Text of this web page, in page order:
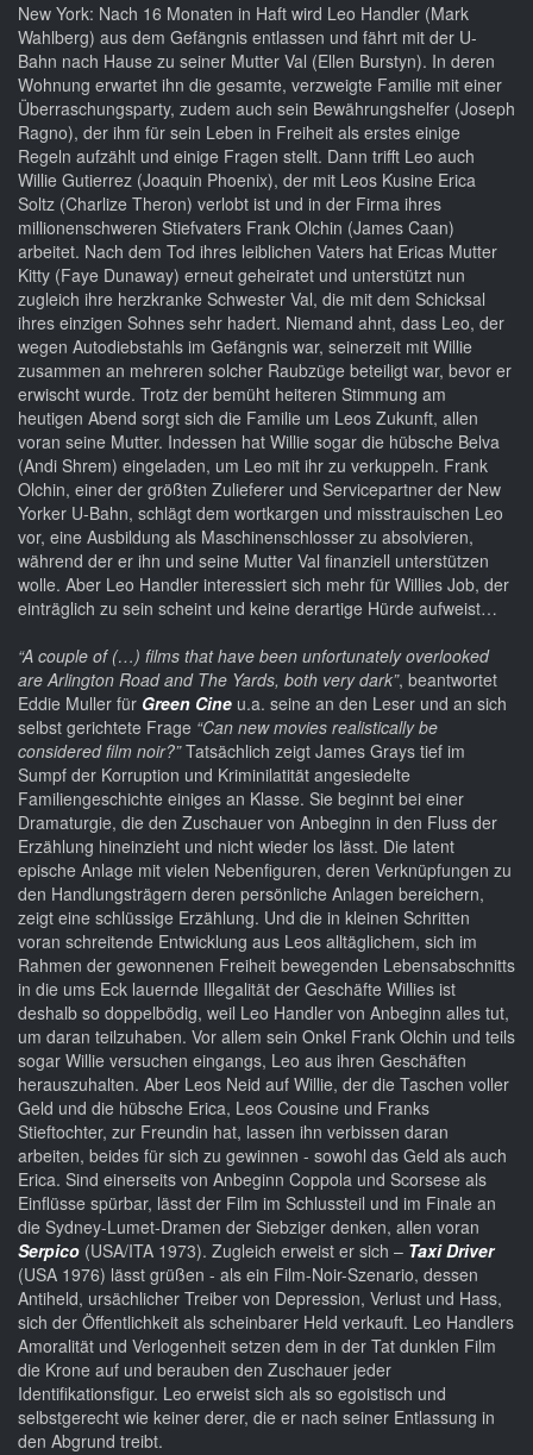
New York: Nach 16 Monaten in Haft wird Leo Handler (Mark
Wahlberg) aus dem Gefängnis entlassen und fährt mit der U-
Bahn nach Hause zu seiner Mutter Val (Ellen Burstyn). In deren
Wohnung erwartet ihn die gesamte, verzweigte Familie mit einer
Überraschungsparty, zudem auch sein Bewährungshelfer (Joseph
Ragno), der ihm für sein Leben in Freiheit als erstes einige
Regeln aufzählt und einige Fragen stellt. Dann trifft Leo auch
Willie Gutierrez (Joaquin Phoenix), der mit Leos Kusine Erica
Soltz (Charlize Theron) verlobt ist und in der Firma ihres
millionenschweren Stiefvaters Frank Olchin (James Caan)
arbeitet. Nach dem Tod ihres leiblichen Vaters hat Ericas Mutter
Kitty (Faye Dunaway) erneut geheiratet und unterstützt nun
zugleich ihre herzkranke Schwester Val, die mit dem Schicksal
ihres einzigen Sohnes sehr hadert. Niemand ahnt, dass Leo, der
wegen Autodiebstahls im Gefängnis war, seinerzeit mit Willie
zusammen an mehreren solcher Raubzüge beteiligt war, bevor er
erwischt wurde. Trotz der bemüht heiteren Stimmung am
heutigen Abend sorgt sich die Familie um Leos Zukunft, allen
voran seine Mutter. Indessen hat Willie sogar die hübsche Belva
(Andi Shrem) eingeladen, um Leo mit ihr zu verkuppeln. Frank
Olchin, einer der größten Zulieferer und Servicepartner der New
Yorker U-Bahn, schlägt dem wortkargen und misstrauischen Leo
vor, eine Ausbildung als Maschinenschlosser zu absolvieren,
während der er ihn und seine Mutter Val finanziell unterstützen
wolle. Aber Leo Handler interessiert sich mehr für Willies Job, der
einträglich zu sein scheint und keine derartige Hürde aufweist…
“A couple of (…) films that have been unfortunately overlooked
are Arlington Road and The Yards, both very dark”, beantwortet
Eddie Muller für Green Cine u.a. seine an den Leser und an sich
selbst gerichtete Frage “Can new movies realistically be
considered film noir?”Tatsächlich zeigt James Grays tief im
Sumpf der Korruption und Kriminilatität angesiedelte
Familiengeschichte einiges an Klasse. Sie beginnt bei einer
Dramaturgie, die den Zuschauer von Anbeginn in den Fluss der
Erzählung hineinzieht und nicht wieder los lässt. Die latent
epische Anlage mit vielen Nebenfiguren, deren Verknüpfungen zu
den Handlungsträgern deren persönliche Anlagen bereichern,
zeigt eine schlüssige Erzählung. Und die in kleinen Schritten
voran schreitende Entwicklung aus Leos alltäglichem, sich im
Rahmen der gewonnenen Freiheit bewegenden Lebensabschnitts
in die ums Eck lauernde Illegalität der Geschäfte Willies ist
deshalb so doppelbödig, weil Leo Handler von Anbeginn alles tut,
um daran teilzuhaben. Vor allem sein Onkel Frank Olchin und teils
sogar Willie versuchen eingangs, Leo aus ihren Geschäften
herauszuhalten. Aber Leos Neid auf Willie, der die Taschen voller
Geld und die hübsche Erica, Leos Cousine und Franks
Stieftochter, zur Freundin hat, lassen ihn verbissen daran
arbeiten, beides für sich zu gewinnen - sowohl das Geld als auch
Erica. Sind einerseits von Anbeginn Coppola und Scorsese als
Einflüsse spürbar, lässt der Film im Schlussteil und im Finale an
die Sydney-Lumet-Dramen der Siebziger denken, allen voran
Serpico (USA/ITA 1973). Zugleich erweist er sich – Taxi Driver
(USA 1976) lässt grüßen - als ein Film-Noir-Szenario, dessen
Antiheld, ursächlicher Treiber von Depression, Verlust und Hass,
sich der Öffentlichkeit als scheinbarer Held verkauft. Leo Handlers
Amoralität und Verlogenheit setzen dem in der Tat dunklen Film
die Krone auf und berauben den Zuschauer jeder
Identifikationsfigur. Leo erweist sich als so egoistisch und
selbstgerecht wie keiner derer, die er nach seiner Entlassung in
den Abgrund treibt.